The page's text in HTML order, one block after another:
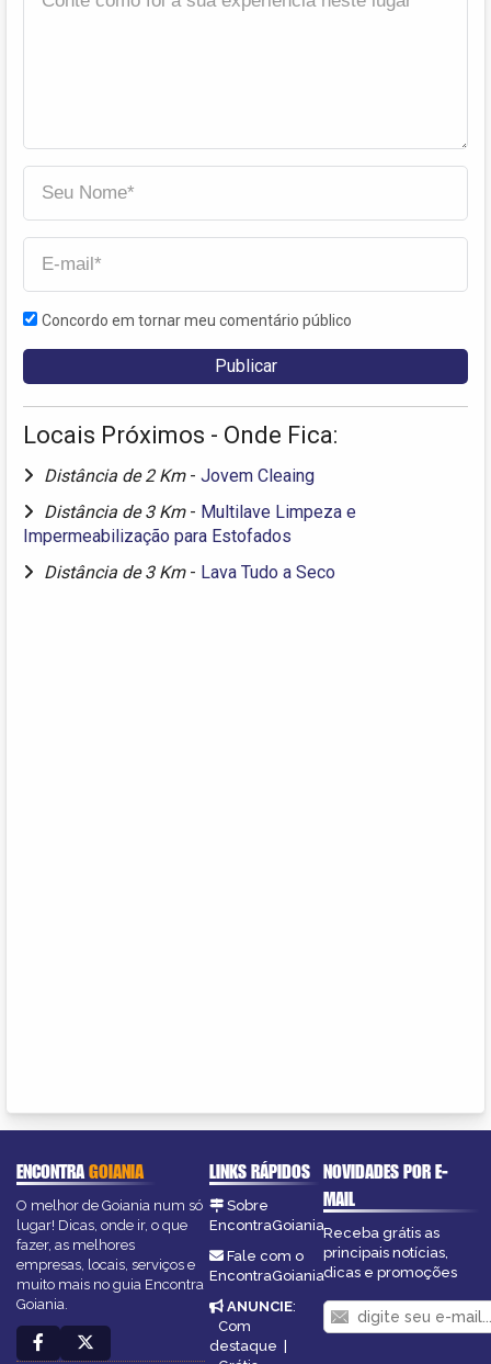
Concordo em tornar meu comentário público
Locais Próximos - Onde Fica:
Distância de 2 Km - Jovem Cleaing
Distância de 3 Km - Multilave Limpeza e
Impermeabilização para Estofados
Distância de 3 Km - Lava Tudo a Seco
ENCONTRAGOIANIA
O melhor de Goiania num só
lugar! Dicas, onde ir, o que
fazer, as melhores
empresas, locais, serviços e
muito mais no guia Encontra
Goiania.
LINKS RÁPIDOS
Sobre
EncontraGoiania
Fale com o
EncontraGoiania
ANUNCIE:
Com
destaque |
NOVIDADES POR E-
MAIL
Receba grátis as
principais notícias,
dicas e promoções